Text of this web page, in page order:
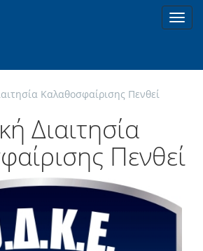
Καλαθοσφαίρισης Πενθεί
Διαιτησία
Πενθεί